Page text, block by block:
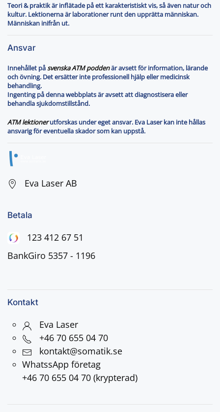
Teori & praktik är inflätade på ett karakteristiskt vis, så även natur och
kultur. Lektionerna är laborationer runt den upprätta människan.
Människan inifrån ut.
Ansvar
Innehållet påsvenska ATM poddenär avsett för information, lärande
och övning. Det ersätter inte professionell hjälp eller medicinsk
behandling.
Ingenting på denna webbplats är avsett att diagnostisera eller
behandla sjukdomstillstånd.
ATM lektionerutforskas under eget ansvar. Eva Laser kan inte hållas
ansvarig för eventuella skador som kan uppstå.
Eva Laser AB
Betala
123 412 67 51
BankGiro 5357 - 1196
Kontakt
Eva Laser
+46 70 655 04 70
kontakt@somatik.se
WhatssApp företag
+46 70 655 04 70 (krypterad)